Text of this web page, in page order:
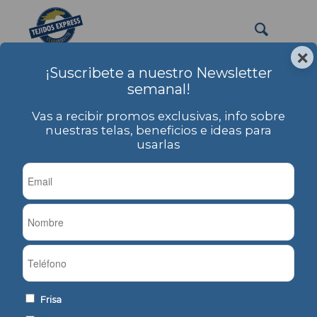
×
¡Suscribete a nuestro Newsletter
semanal!
Vas a recibir promos exclusivas, info sobre
nuestras telas, beneficios e ideas para
usarlas
Frisa
short
PRODUCTOS / Etiqueta: short
Mostrar
Frisa Camuflada